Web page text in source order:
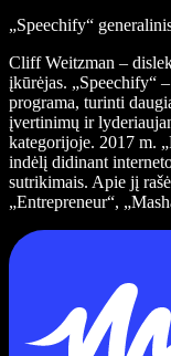
„Speechify“
Cliff Weitzman –
įkūrėjas. „Speechify“
programa, turinti
įvertinimų ir
kategorijoje. 2017 m.
indėlį didinant
sutrikimais. Apie jį
„Entrepreneur“,